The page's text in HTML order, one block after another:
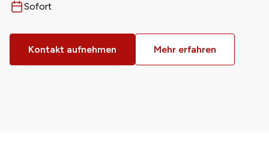
Verfügbar ab
Sofort
Kontakt aufnehmen Mehr erfahren